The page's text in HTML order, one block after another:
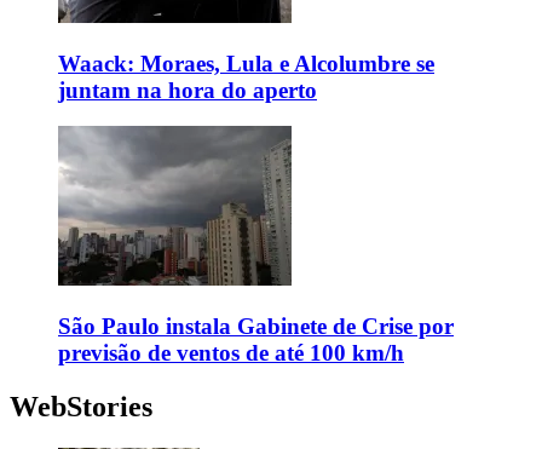
Waack: Moraes, Lula e Alcolumbre se
juntam na hora do aperto
São Paulo instala Gabinete de Crise por
previsão de ventos de até 100 km/h
WebStories